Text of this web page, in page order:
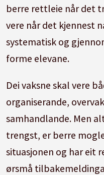
berre rettleie når det
vere når det kjennest
systematisk og
forme elevane.
Dei vaksne skal vere
organiserande,
samhandlande. Men
trengst, er berre
situasjonen og har eit
ørsmå